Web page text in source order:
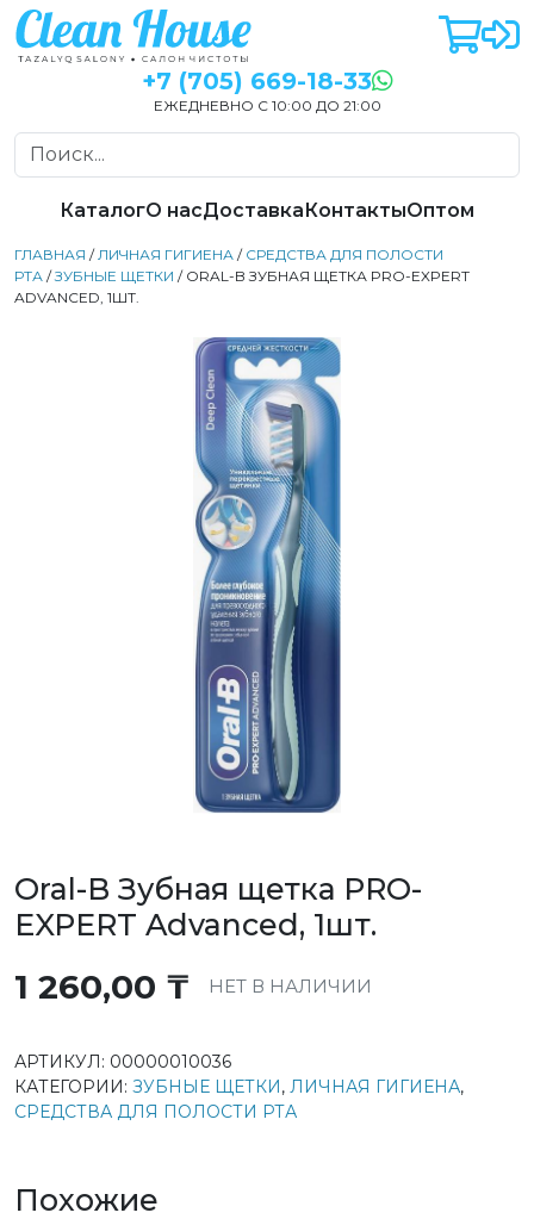
+7 (705) 669-18-33
ЕЖЕДНЕВНО С 10:00 ДО 21:00
КаталогО насДоставкаКонтактыОптом
ГЛАВНАЯ /ЛИЧНАЯ ГИГИЕНА / СРЕДСТВА ДЛЯ ПОЛОСТИ
РТА /ЗУБНЫЕ ЩЕТКИ / ORAL-B ЗУБНАЯ ЩЕТКА PRO-EXPERT
ADVANCED, 1ШТ.
Oral-B Зубная щетка PRO-
EXPERT Advanced, 1шт.
1 260,00 ₸ НЕТ В НАЛИЧИИ
АРТИКУЛ: 00000010036
КАТЕГОРИИ: ЗУБНЫЕ ЩЕТКИ, ЛИЧНАЯ ГИГИЕНА,
СРЕДСТВА ДЛЯ ПОЛОСТИ РТА
Похожие